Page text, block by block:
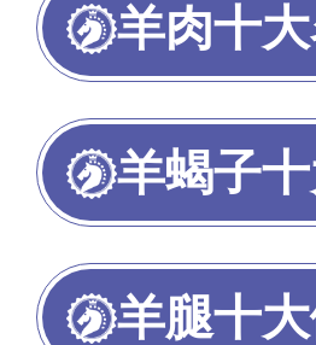
羊肉十
羊蝎子
羊腿十